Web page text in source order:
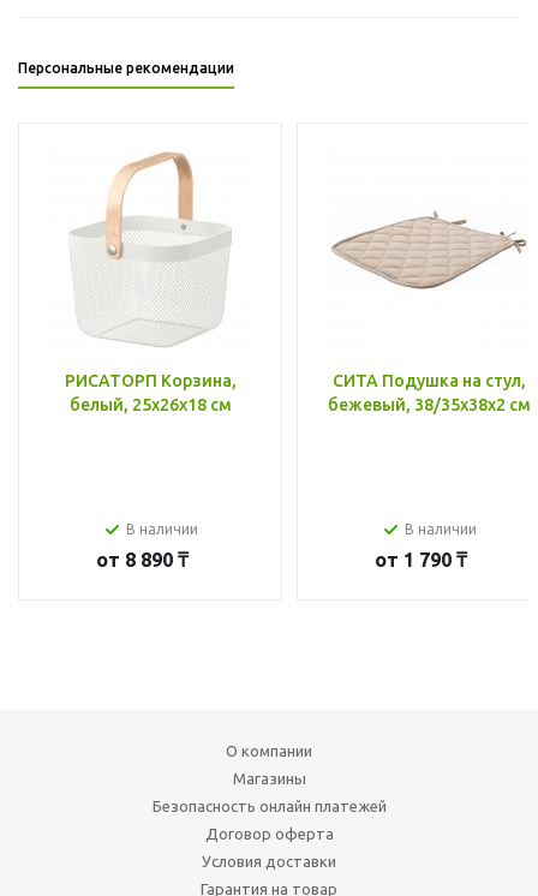
Персональные рекомендации
РИСАТОРП Корзина,
белый, 25x26x18 см
В наличии
от 8 890 ₸
СИТА Подушка на стул,
бежевый, 38/35x38x2 см
В наличии
от 1 790 ₸
О компании
Магазины
Безопасность онлайн платежей
Договор оферта
Условия доставки
Гарантия на товар